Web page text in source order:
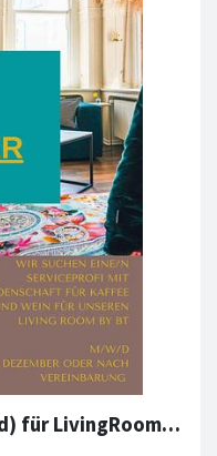
SERVICEmitarbeiter (m/w/d) für LivingRoom by BT gesucht